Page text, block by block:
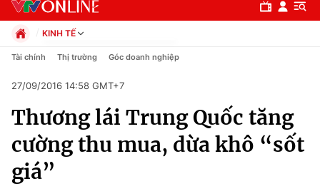
Chuyên mục
Chính trị
Xã hội
KINH TẾ
Chính trị
Pháp luật
Kinh tế
Thể thao
Truyền hình
Văn hóa - Giải trí
Tài chính Thị trường Góc doanh nghiệp
27/09/2016 14:58 GMT+7
Thương lái Trung Quốc tăng
cường thu mua, dừa khô “sốt
giá”